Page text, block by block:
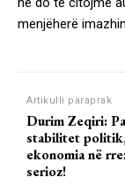
menjëherë
Artikulli paraprak
Durim Zeqiri: Pa
stabilitet
ekonomia në
serioz!